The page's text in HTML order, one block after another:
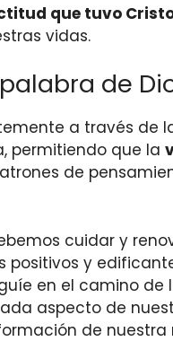
que tuvo
vidas.
de
a través de
permitiendo que la
de
cuidar y
y
en el camino de
aspecto de
de nuestra